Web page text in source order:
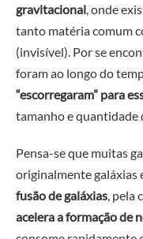
gravitacional , onde
tanto matéria comum
(invisível). Por se
foram ao longo do
“escorregaram” para
tamanho e quantidade
Pensa-se que muitas
originalmente galáxias
fusão de galáxias, pela
acelera a formação de